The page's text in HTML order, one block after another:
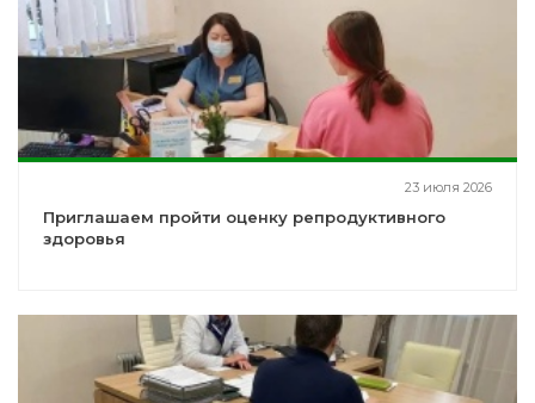
23 июля 2026
Приглашаем пройти оценку репродуктивного
здоровья